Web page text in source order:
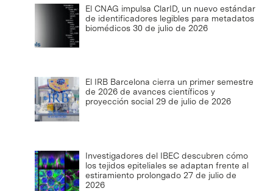
El CNAG impulsa ClarID, un nuevo estándar
de identificadores legibles para metadatos
biomédicos 30 de julio de 2026
El IRB Barcelona cierra un primer semestre
de 2026 de avances científicos y
proyección social 29 de julio de 2026
Investigadores del IBEC descubren cómo
los tejidos epiteliales se adaptan frente al
estiramiento prolongado 27 de julio de
2026